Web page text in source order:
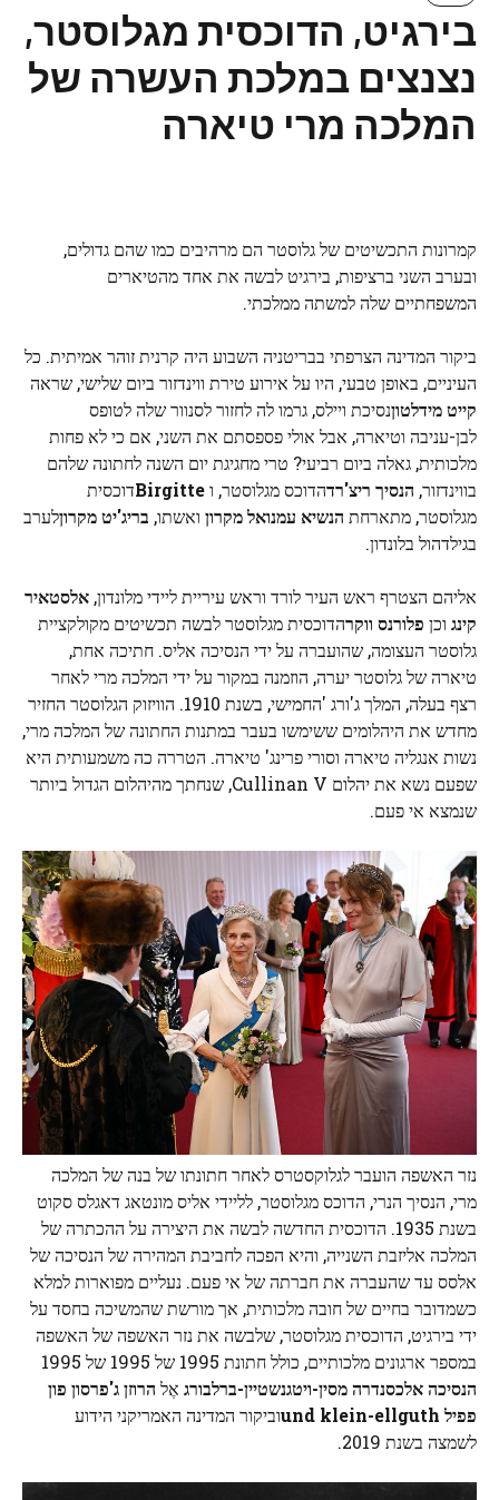
בירגיט, הדוכסית מגלוסטר,
נצנצים במלכת העשרה של
המלכה מרי טיארה
קמרונות התכשיטים של גלוסטר הם מרהיבים כמו שהם גדולים,
ובערב השני ברציפות, בירגיט לבשה את אחד מהטיארים
המשפחתיים שלה למשתה ממלכתי.
ביקור המדינה הצרפתי בבריטניה השבוע היה קרנית זוהר אמיתית. כל
העיניים, באופן טבעי, היו על אירוע טירת ווינדזור ביום שלישי, שראה
קייט מידלטוןנסיכת ויילס, גרמו לה לחזור לסנוור שלה לטופס
לבן-עניבה וטיארה, אבל אולי פספסתם את השני, אם כי לא פחות
מלכותית, גאלה ביום רביעי? טרי מחגיגת יום השנה לחתונה שלהם
בווינדזור, הנסיך ריצ'רדהדוכס מגלוסטר, וBirgitteדוכסית
מגלוסטר, מתארחת הנשיא עמנואל מקרון ואשתו, בריג'יט מקרוןלערב
בגילדהול בלונדון.
אליהם הצטרף ראש העיר לורד וראש עיריית ליידי מלונדון, אלסטאיר
קינג וכן פלורנס ווקרהדוכסית מגלוסטר לבשה תכשיטים מקולקציית
גלוסטר העצומה, שהועברה על ידי הנסיכה אליס. חתיכה אחת,
טיארה של גלוסטר יערה, הוזמנה במקור על ידי המלכה מרי לאחר
רצף בעלה, המלך ג'ורג 'החמישי, בשנת 1910. הוויזוק הגלוסטר החזיר
מחדש את היהלומים ששימשו בעבר במתנות החתונה של המלכה מרי,
נשות אנגליה טיארה וסורי פרינג' טיארה. הטררה כה משמעותית היא
שפעם נשא את יהלום Cullinan V, שנחתך מהיהלום הגדול ביותר
שנמצא אי פעם.
נזר האשפה הועבר לגלוקסטרס לאחר חתונתו של בנה של המלכה
מרי, הנסיך הנרי, הדוכס מגלוסטר, לליידי אליס מונטאג דאגלס סקוט
בשנת 1935. הדוכסית החדשה לבשה את היצירה על ההכתרה של
המלכה אליזבת השנייה, והיא הפכה לחביבת המהירה של הנסיכה של
אלסס עד שהעברה את חברתה של אי פעם. נעליים מפוארות למלא
כשמדובר בחיים של חובה מלכותית, אך מורשת שהמשיכה בחסד על
ידי בירגיט, הדוכסית מגלוסטר, שלבשה את נזר האשפה של האשפה
במספר ארגונים מלכותיים, כולל חתונת 1995 של 1995 של 1995
הנסיכה אלכסנדרה מסין-ויטגנשטיין-ברלבורג אֶל הרוזן ג'פרסון פון
פפיל und klein-ellguth
וביקור המדינה האמריקני הידוע
לשמצה בשנת 2019.